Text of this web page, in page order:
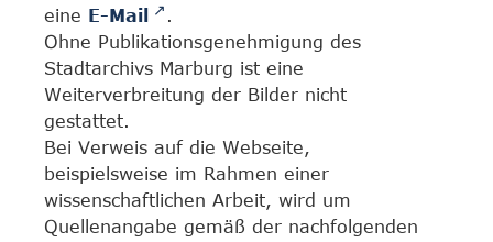
eine E-Mail
.
Ohne Publikationsgenehmigung des
Stadtarchivs Marburg ist eine
Weiterverbreitung der Bilder nicht
gestattet.
Bei Verweis auf die Webseite,
beispielsweise im Rahmen einer
wissenschaftlichen Arbeit, wird um
Quellenangabe gemäß der nachfolgenden